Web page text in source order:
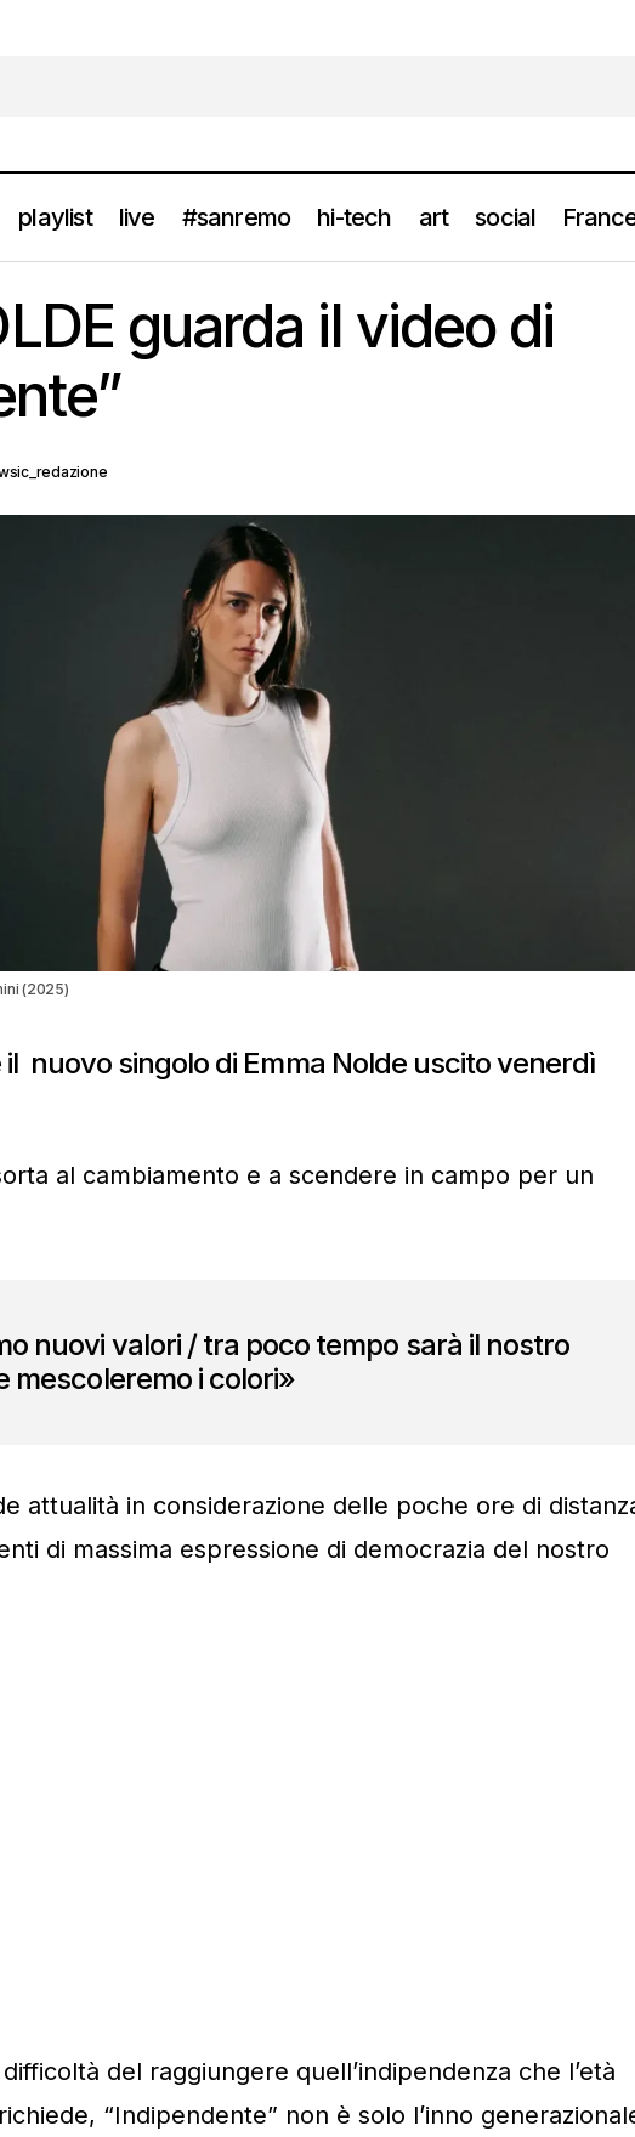
playlist live #sanremo hi-tech art social
EMMA NOLDE guarda il video di “Indipendente”
guarda il video di
(2025)
il nuovo singolo di Emma Nolde uscito venerdì
al cambiamento e a scendere in campo per un
nuovi valori / tra poco tempo sarà il nostro
mescoleremo i colori»
attualità in considerazione delle poche ore di
di massima espressione di democrazia del nostro
del raggiungere quell’indipendenza che l’età
“Indipendente” non è solo l’inno